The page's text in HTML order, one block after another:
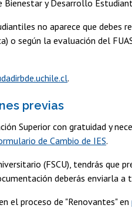
Bienestar y Desarrollo
no aparece que debes
o según la evaluación del
.
previas
Superior con gratuidad y
de Cambio de IES.
(FSCU), tendrás que
deberás enviarla a
el proceso de "Renovantes" en